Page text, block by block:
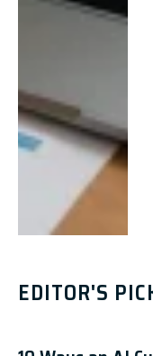
EDITOR'S